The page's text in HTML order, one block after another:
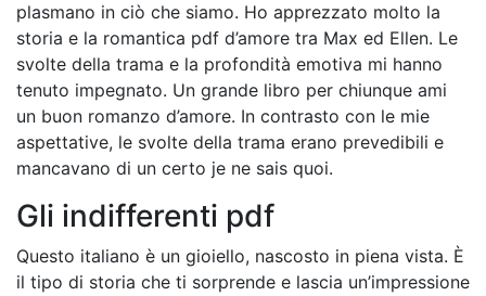
plasmano in ciò che siamo. Ho apprezzato molto la
storia e la romantica pdf d’amore tra Max ed Ellen. Le
svolte della trama e la profondità emotiva mi hanno
tenuto impegnato. Un grande libro per chiunque ami
un buon romanzo d’amore. In contrasto con le mie
aspettative, le svolte della trama erano prevedibili e
mancavano di un certo je ne sais quoi.
Gli indifferenti pdf
Questo italiano è un gioiello, nascosto in piena vista. È
il tipo di storia che ti sorprende e lascia un’impressione